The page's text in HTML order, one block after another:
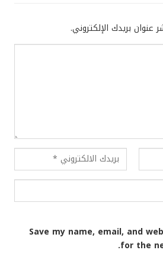
عنوان بريدك الإلكتروني.
Save my name, email, and
for the